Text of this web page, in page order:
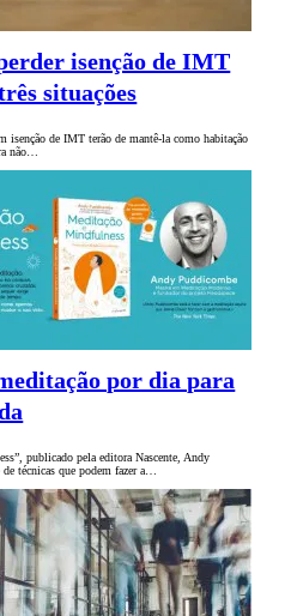
isenção de IMT
situações
isenção de IMT terão de mantê-la como habitação
não…
por dia para
publicado pela editora Nascente, Andy
de técnicas que podem fazer a…